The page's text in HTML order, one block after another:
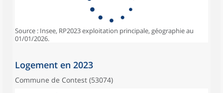
Source : Insee, RP2023 exploitation principale, géographie au
01/01/2026.
Logement en 2023
Commune de Contest (53074)